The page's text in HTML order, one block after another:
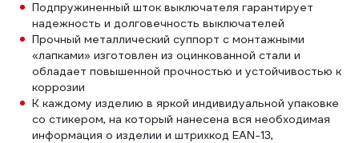
Подпружиненный шток выключателя гарантирует
надежность и долговечность выключателей
Прочный металлический суппорт с монтажными
«лапками» изготовлен из оцинкованной стали и
обладает повышенной прочностью и устойчивостью к
коррозии
К каждому изделию в яркой индивидуальной упаковке
со стикером, на который нанесена вся необходимая
информация о изделии и штрихкод EAN-13,